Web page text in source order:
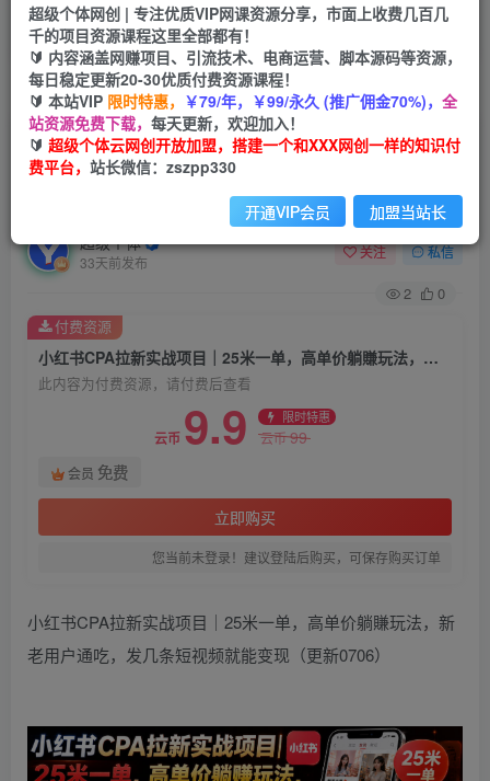
挂机
项目
脚本卡密
APP下载
GO
首页 创业课程 会员免费 正文
小红书CPA拉新实战项目｜25米一单，高单价躺
賺玩法，新老用户通吃，发几条短视频就能变现
超级个体
33天前发布
关注 私信
2 0
小红书CPA拉新实战项目｜25米一单，高单价躺賺玩法，新老用户通吃，发几条短视频就能变现(更新0706)
此内容为付费资源，请付费后查看
云币 9.9 限时特惠
云币99
会员 免费
立即购买
您当前未登录！建议登陆后购买，可保存购买订单
付费资源
小红书CPA拉新实战项目｜25米一单，高单价躺賺玩法，新
老用户通吃，发几条短视频就能变现（更新0706）
超级个体网创 | 专注优质VIP网课资源分享，市面上收费几百几
千的项目资源课程这里全部都有！
🔰 内容涵盖网赚项目、引流技术、电商运营、脚本源码等资源，
每日稳定更新20-30优质付费资源课程！
🔰 本站VIP 限时特惠， ￥79/年，￥99/永久 (推广佣金70%)， 全
站资源免费下载， 每天更新，欢迎加入！
🔰 超级个体云网创开放加盟，搭建一个和XXX网创一样的知识付
费平台， 站长微信：zszpp330
开通VIP会员 加盟当站长